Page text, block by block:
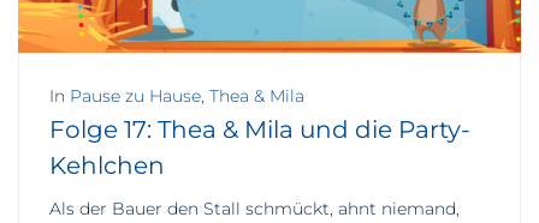
In Pause zu Hause, Thea & Mila
Folge 17: Thea & Mila und die Party-
Kehlchen
Als der Bauer den Stall schmückt, ahnt niemand,